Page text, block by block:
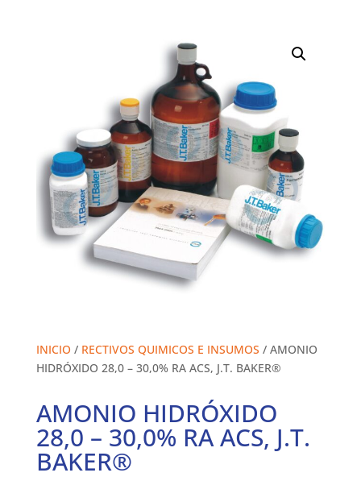
INICIO / RECTIVOS QUIMICOS E INSUMOS / AMONIO
HIDRÓXIDO 28,0 – 30,0% RA ACS, J.T. BAKER®
AMONIO HIDRÓXIDO
28,0 – 30,0% RA ACS, J.T.
BAKER®